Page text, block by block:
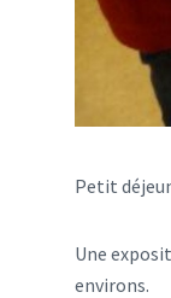
Petit
Une
environs.